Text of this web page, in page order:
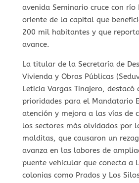
avenida Seminario cruce con río
oriente de la capital que
200 mil habitantes y que
avance.
La titular de la Secretaría de
Vivienda y Obras Públicas
Leticia Vargas Tinajero, destacó
prioridades para el Mandatario
atención y mejora a las vías de
los sectores más olvidados por
malditas, que causaron un
avanza en las labores de
puente vehicular que conecta a
colonias como Prados y Los